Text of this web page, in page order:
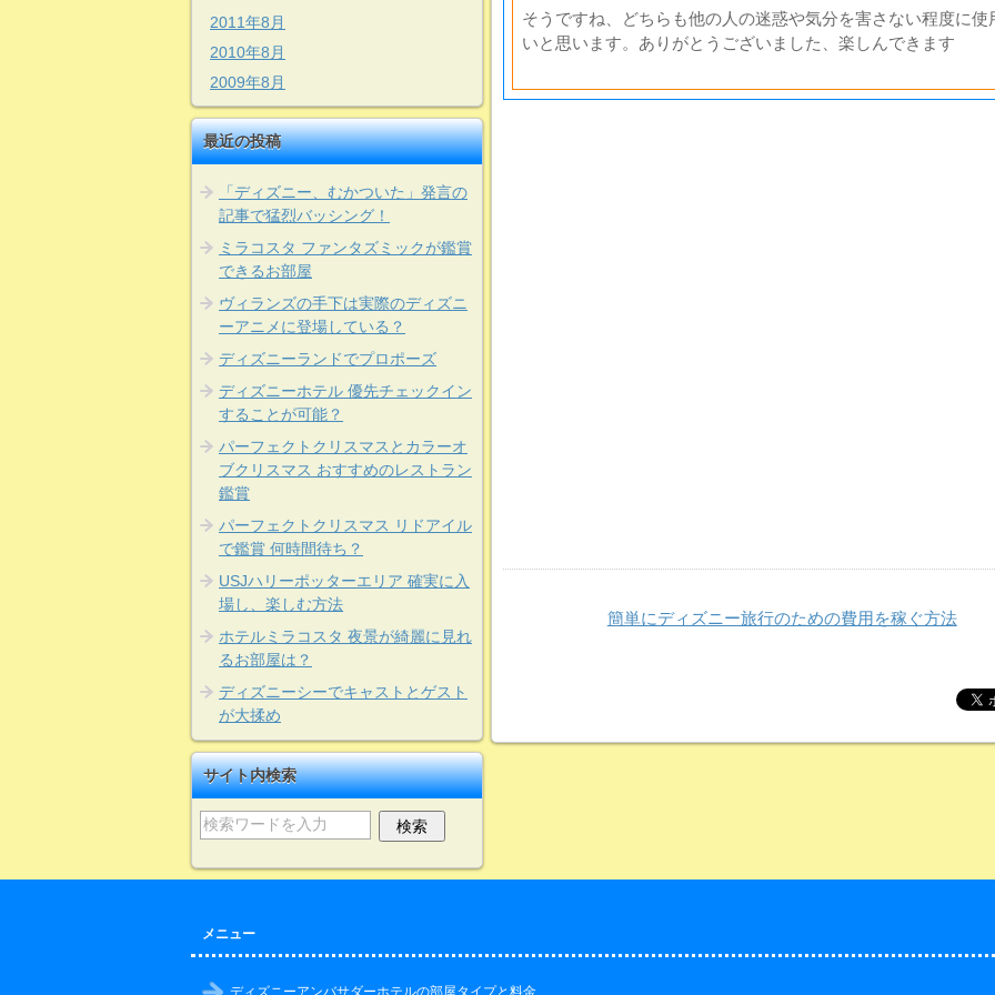
そうですね、どちらも他の人の迷惑や気分を害さない程度に使
いと思います。ありがとうございました、楽しんできます
簡単にディズニー旅行のための費用を稼ぐ方法
2011年8月
2010年8月
2009年8月
最近の投稿
「ディズニー、むかついた」発言の
記事で猛烈バッシング！
ミラコスタ ファンタズミックが鑑賞
できるお部屋
ヴィランズの手下は実際のディズニ
ーアニメに登場している？
ディズニーランドでプロポーズ
ディズニーホテル 優先チェックイン
することが可能？
パーフェクトクリスマスとカラーオ
ブクリスマス おすすめのレストラン
鑑賞
パーフェクトクリスマス リドアイル
で鑑賞 何時間待ち？
USJハリーポッターエリア 確実に入
場し、楽しむ方法
ホテルミラコスタ 夜景が綺麗に見れ
るお部屋は？
ディズニーシーでキャストとゲスト
が大揉め
サイト内検索
メニュー